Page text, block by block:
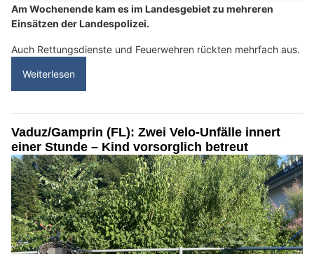
Am Wochenende kam es im Landesgebiet zu mehreren
Einsätzen der Landespolizei.
Auch Rettungsdienste und Feuerwehren rückten mehrfach aus.
Weiterlesen
Vaduz/Gamprin (FL): Zwei Velo-Unfälle innert
einer Stunde – Kind vorsorglich betreut